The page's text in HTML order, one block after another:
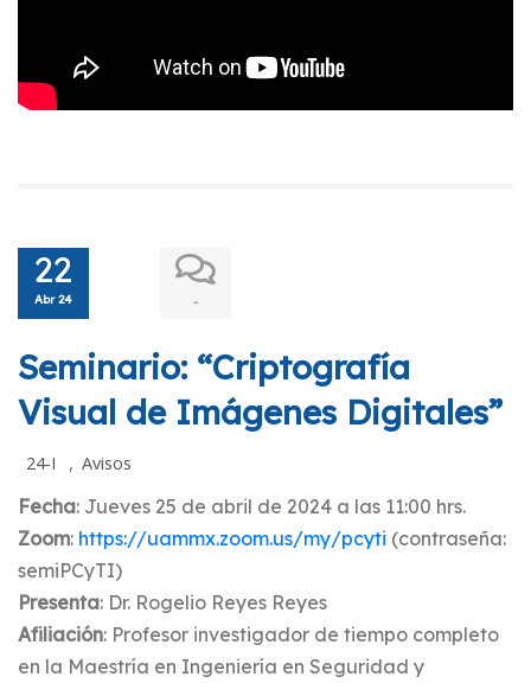
22
Abr 24 -
Seminario: “Criptografía
Visual de Imágenes Digitales”
24-I , Avisos
Fecha: Jueves 25 de abril de 2024 a las 11:00 hrs.
Zoom: https://uammx.zoom.us/my/pcyti (contraseña:
semiPCyTI)
Presenta: Dr. Rogelio Reyes Reyes
Afiliación: Profesor investigador de tiempo completo
en la Maestría en Ingeniería en Seguridad y